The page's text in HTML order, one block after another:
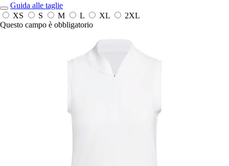
Guida alle taglie
XS
S M L XL
2XL
Questo campo è obbligatorio